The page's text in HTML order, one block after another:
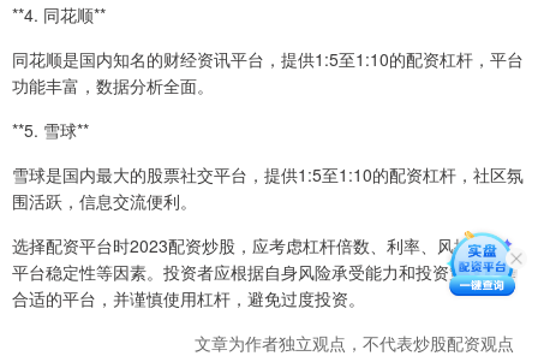
**4. 同花顺**
同花顺是国内知名的财经资讯平台，提供1:5至1:10的配资杠杆，平台
功能丰富，数据分析全面。
**5. 雪球**
雪球是国内最大的股票社交平台，提供1:5至1:10的配资杠杆，社区氛
围活跃，信息交流便利。
选择配资平台时2023配资炒股，应考虑杠杆倍数、利率、风控措施、
平台稳定性等因素。投资者应根据自身风险承受能力和投资策略选择
合适的平台，并谨慎使用杠杆，避免过度投资。
文章为作者独立观点，不代表炒股配资观点